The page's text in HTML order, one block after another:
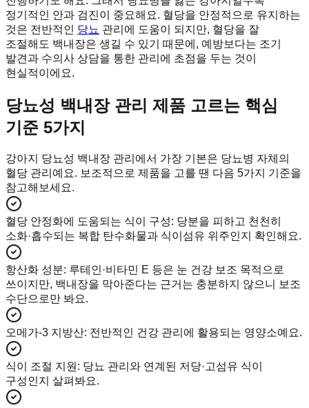
정기적인 안과 검진이 중요해요. 혈당을 안정적으로 유지하는
것은 전반적인 당뇨 관리에 도움이 되지만, 혈당을 잘
조절해도 백내장은 생길 수 있기 때문에, 예방보다는 조기
발견과 수의사 상담을 통한 관리에 초점을 두는 것이
현실적이에요.
당뇨성 백내장 관리 제품 고르는 핵심
기준 5가지
강아지 당뇨성 백내장 관리에서 가장 기본은 당뇨병 자체의
혈당 관리예요. 보조적으로 제품을 고를 땐 다음 5가지 기준을
참고해보세요.
혈당 안정화에 도움되는 식이 구성: 당분을 피하고 천천히
소화·흡수되는 복합 탄수화물과 식이섬유 위주인지 확인해요.
항산화 성분: 루테인·비타민 E 등은 눈 건강 보조 목적으로
쓰이지만, 백내장을 막아준다는 근거는 충분하지 않으니 보조
수단으로만 봐요.
오메가-3 지방산: 전반적인 건강 관리에 활용되는 영양소예요.
식이 조절 지원: 당뇨 관리와 연계된 저당·고섬유 식이
구성인지 살펴봐요.